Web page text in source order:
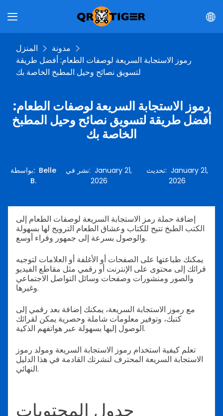
المنزل
مدونة
رموز الاستجابة السريعة لوصفات الطعام: أفضل طريقة
لتسويق نصائح وحيل المطبخ الخاصة بك
رموز الاستجابة السريعة لوصفات الطعام:
أفضل طريقة لتسويق نصائح وحيل المطبخ
الخاصة بك
بواسطة: Belle
B.
نشر في:January 21,
2026
تحديث: January 21,
2026
إضافة حملة رمز الاستجابة السريعة لوصفات الطعام إلى
الكتب الطبخ تتيح للكتاب وعشاق الطعام الترويج لها بسهولة
والوصول بسرعة إلى جمهور وقراء أوسع.
يمكنك طباعتها على الصفحات أو الأغلفة أو العلامات لتوجيه
قرائك إلى محتوى على الإنترنت أو رقمي مثل مقاطع الفيديو
والصور ومنشورات وصفحات وسائل التواصل الاجتماعي
وغيرها.
مع رموز الاستجابة السريعة، يمكنك إضافة بعد رقمي إلى
كتبك، وتوفير معلومات شاملة وحصرية يمكن لقرائك
الوصول إليها بسهولة عبر هواتفهم الذكية.
تعلم كيفية استخدام رموز الاستجابة السريعة ومولد رموز
الاستجابة السريعة المحترف لنشرتك القادمة في هذا الدليل
النهائي.
جدول المحتويات